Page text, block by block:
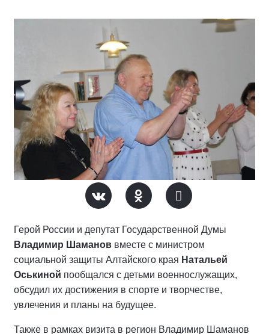
Герой России и депутат Государственной Думы
Владимир Шаманов вместе с министром
социальной защиты Алтайского края Натальей
Оськиной пообщался с детьми военнослужащих,
обсудил их достижения в спорте и творчестве,
увлечения и планы на будущее.
Также в рамках визита в регион Владимир Шаманов